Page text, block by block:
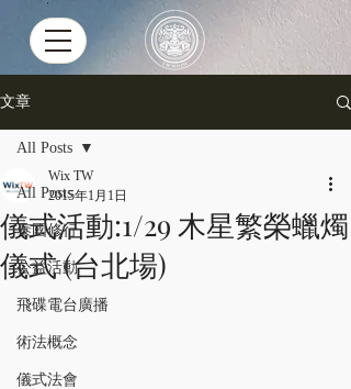
文章
All Posts
泰國修行
公益活動
飛碟電台廣播
術法概念
儀式法會
All Posts
儀式活動:1/29 木星繁榮蠟燭
儀式 (台北場)
Wix TW
2015年1月1日